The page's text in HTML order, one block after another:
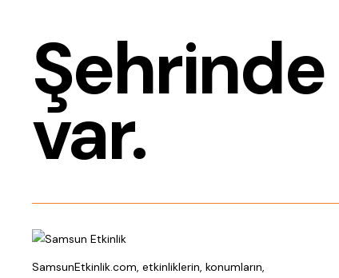
var.
SamsunEtkinlik.com, etkinliklerin, konumların,